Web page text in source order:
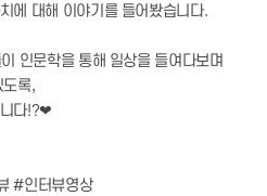
에 대해 이야기를 들어봤습니다.
인문학을 통해 일상을 들여다보며
도록,
다!?❤
#인터뷰영상